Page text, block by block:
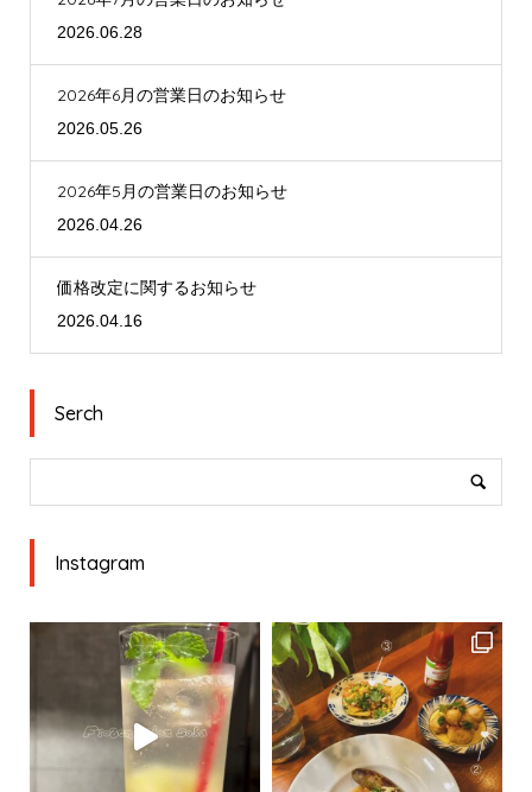
2026.06.28
2026年6月の営業日のお知らせ
2026.05.26
2026年5月の営業日のお知らせ
2026.04.26
価格改定に関するお知らせ
2026.04.16
Serch
Instagram